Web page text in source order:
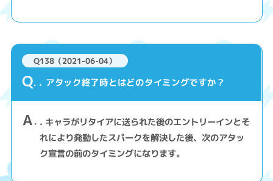
Q138（2021-06-04）
Q . アタック終了時とはどのタイミングですか？
A . キャラがリタイアに送られた後のエントリーインとそ
れにより発動したスパークを解決した後、次のアタッ
ク宣言の前のタイミングになります。